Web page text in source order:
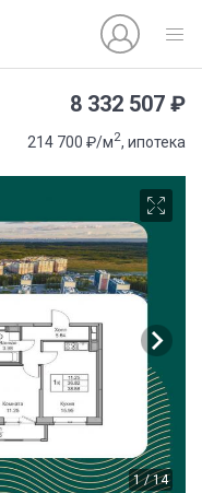
8 332 507 ₽
214 700 ₽/м2, ипотека
1 / 14